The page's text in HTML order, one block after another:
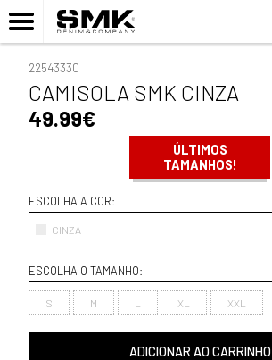
22543330
CAMISOLA SMK CINZA
49.99€
ÚLTIMOS
TAMANHOS!
ESCOLHA A COR:
CINZA
ESCOLHA O TAMANHO:
S M L XL XXL
ADICIONAR AO CARRINHO